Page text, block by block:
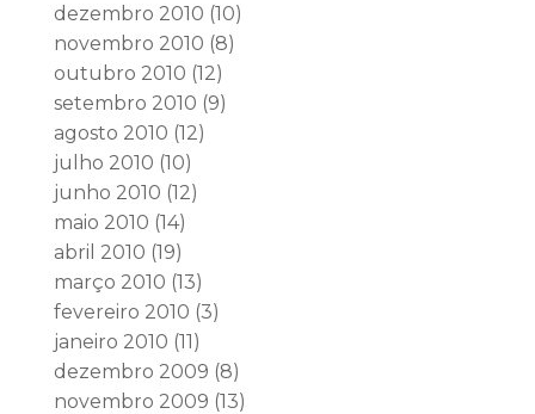
dezembro 2010 (10)
novembro 2010 (8)
outubro 2010 (12)
setembro 2010 (9)
agosto 2010 (12)
julho 2010 (10)
junho 2010 (12)
maio 2010 (14)
abril 2010 (19)
março 2010 (13)
fevereiro 2010 (3)
janeiro 2010 (11)
dezembro 2009 (8)
novembro 2009 (13)